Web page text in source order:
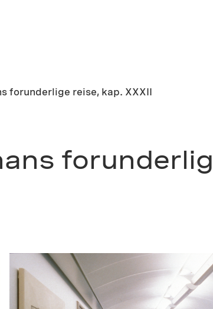
forunderlige reise, kap. XXXII